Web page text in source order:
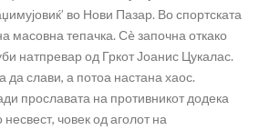
во Нови Пазар. Во спортската
масовна тепачка. Сè започна откако
натпревар од Гркот Јоанис Цукалас.
да слави, а потоа настана хаос.
прославата на противникот додека
човек од аголот на